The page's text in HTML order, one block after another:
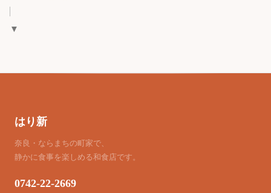
▼
はり新
奈良・ならまちの町家で、
静かに食事を楽しめる和食店です。
0742-22-2669